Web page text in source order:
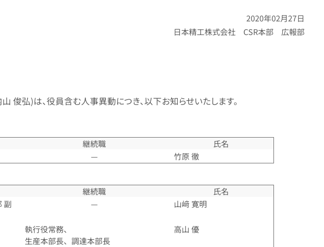
2020年02月27日
日本精工株式会社 CSR本部 広報部
俊弘)は、役員含む人事異動につき、以下お知らせいたします。
継続職
氏名
—
竹原 徹
継続職
氏名
副
— 山﨑 寛明
執行役常務、
生産本部長、調達本部長
高山 優